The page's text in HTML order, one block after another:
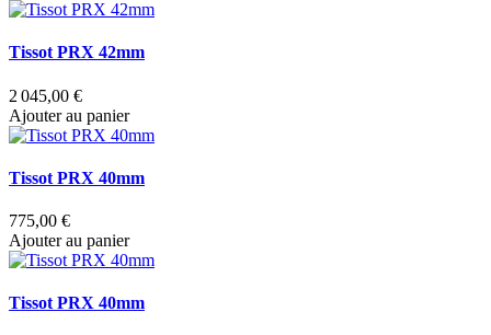
Tissot PRX 42mm
2 045,00 €
Ajouter au panier
Tissot PRX 40mm
775,00 €
Ajouter au panier
Tissot PRX 40mm